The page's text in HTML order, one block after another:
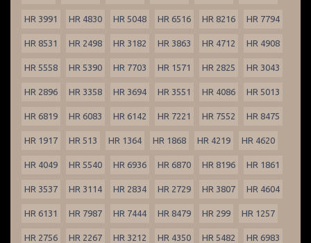
HR 3991 HR 4830 HR 5048 HR 6516 HR 8216 HR 7794
HR 8531 HR 2498 HR 3182 HR 3863 HR 4712 HR 4908
HR 5558 HR 5390 HR 7703 HR 1571 HR 2825 HR 3043
HR 2896 HR 3358 HR 3694 HR 3551 HR 4086 HR 5013
HR 6819 HR 6083 HR 6142 HR 7221 HR 7552 HR 8475
HR 1917 HR 513 HR 1364 HR 1868 HR 4219 HR 4620
HR 4049 HR 5540 HR 6936 HR 6870 HR 8196 HR 1861
HR 3537 HR 3114 HR 2834 HR 2729 HR 3807 HR 4604
HR 6131 HR 7987 HR 7444 HR 8479 HR 299 HR 1257
HR 2756 HR 2267 HR 3212 HR 4350 HR 5482 HR 6983